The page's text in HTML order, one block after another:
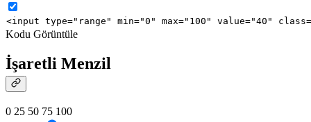
<input type="range" min="0" max="100" value="40" class=
Kodu Görüntüle
İşaretli Menzil
0 25 50 75 100